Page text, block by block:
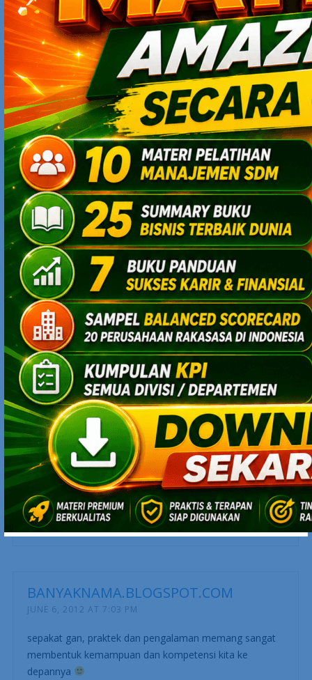
terima kasih
ANDHIKA AHMAD
JUNE 5, 2012 AT 10:31 AM
tapi saat ini.. training masih menjadi hal yang sering
dlakukan…
harusny memang action ya belajar.. ya
dikerjakan…
YODHIA ANTARIKSA
JUNE 5, 2012 AT 11:08 AM
FAdhila (20) : ya, mirip seperti itu, dengan siklus : learn –>
act —> experience —> reflect —> learn.
Learning + practicing + reflecting jadi kombinasi yang
saling mengikat, dan mampu memberikan impak yang
powerful.
CATATAN FEBRI
JUNE 6, 2012 AT 6:51 AM
terimakasih atas informasi yang berguna mas
semoga dapat saya terapkan di organisasi saya
—febri
BANYAKNAMA.BLOGSPOT.COM
JUNE 6, 2012 AT 7:03 PM
sepakat gan, praktek dan pengalaman memang sangat
membentuk kemampuan dan kompetensi kita ke
depannya